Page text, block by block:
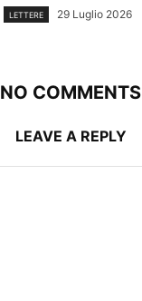
LETTERE 29 Luglio 2026
NO COMMENTS
LEAVE A REPLY